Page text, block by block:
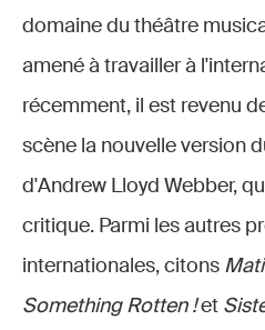
domaine du théâtre
amené à travailler à
récemment, il est revenu
scène la nouvelle version
d'Andrew Lloyd Webber,
critique. Parmi les autres
internationales, citons
Something Rotten !et